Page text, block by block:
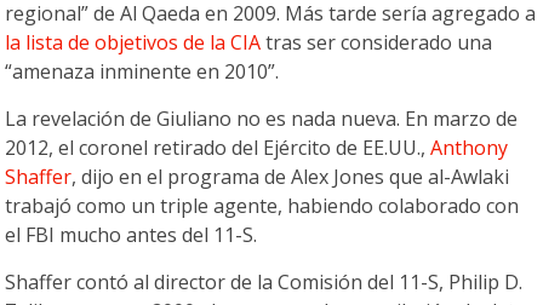
regional” de Al Qaeda en 2009. Más tarde sería agregado a
la lista de objetivos de la CIAtras ser considerado una
“amenaza inminente en 2010”.
La revelación de Giuliano no es nada nueva. En marzo de
2012, el coronel retirado del Ejército de EE.UU.,Anthony
Shaffer, dijo en el programa de Alex Jones que al-Awlaki
trabajó como un triple agente, habiendo colaborado con
el FBI mucho antes del 11-S.
Shaffer contó al director de la Comisión del 11-S, Philip D.